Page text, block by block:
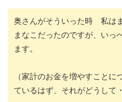
奥さんがそういった時 私は
まなこだったのですが、いっ
ます。
（家計のお金を増やすことに
ているはず、それがどうして